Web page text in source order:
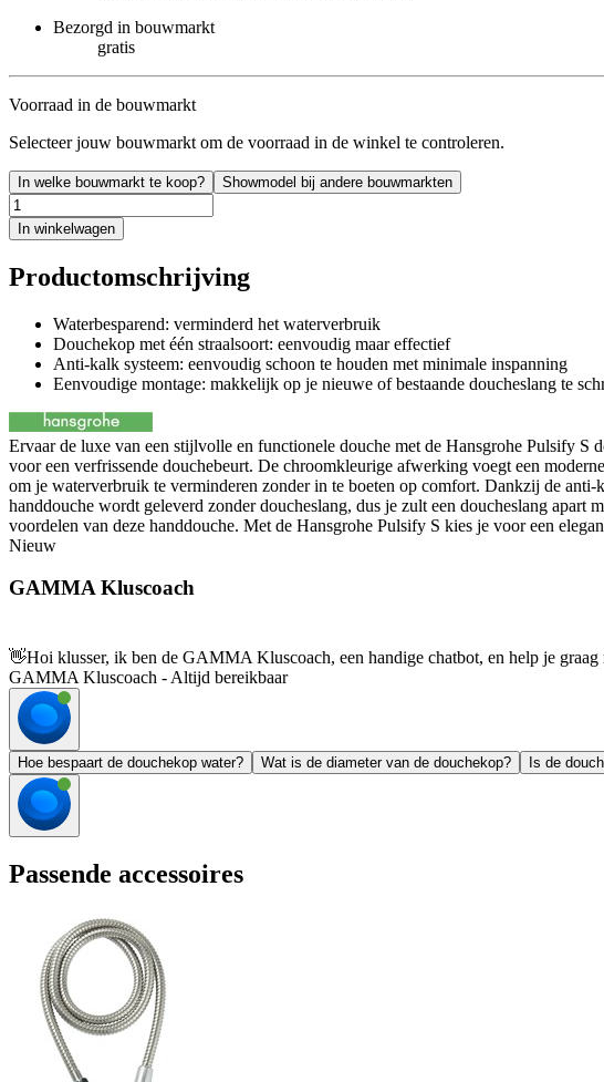
Bezorgd in bouwmarkt
gratis
Voorraad in de bouwmarkt
Selecteer jouw bouwmarkt om de voorraad in de winkel te controleren.
In welke bouwmarkt te koop? Showmodel bij andere bouwmarkten
In winkelwagen
Productomschrijving
Waterbesparend: verminderd het waterverbruik
Douchekop met één straalsoort: eenvoudig maar effectief
Anti-kalk systeem: eenvoudig schoon te houden met minimale inspanning
Eenvoudige montage: makkelijk op je nieuwe of bestaande doucheslang te
Ervaar de luxe van een stijlvolle en functionele douche met de Hansgrohe Pulsify S
voor een verfrissende douchebeurt. De chroomkleurige afwerking voegt een
om je waterverbruik te verminderen zonder in te boeten op comfort. Dankzij de
handdouche wordt geleverd zonder doucheslang, dus je zult een doucheslang apart
voordelen van deze handdouche. Met de Hansgrohe Pulsify S kies je voor een
Nieuw
GAMMA Kluscoach
👋Hoi klusser, ik ben de GAMMA Kluscoach, een handige chatbot, en help je graag
GAMMA Kluscoach - Altijd bereikbaar
Hoe bespaart de douchekop water? Wat is de diameter van de douchekop? Is de
Passende accessoires